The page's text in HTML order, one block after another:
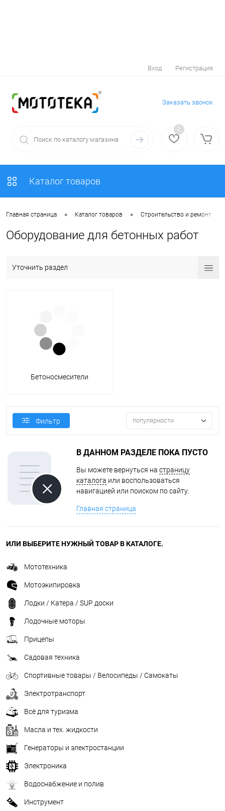
Вход Регистрация
Заказать звонок
0
Каталог товаров
Главная страница • Каталог товаров • Строительство и ремонт
Оборудование для бетонных работ
Уточнить раздел
Бетоносмесители
Фильтр популярности
В ДАННОМ РАЗДЕЛЕ ПОКА ПУСТО
Вы можете вернуться на страницу
каталога или воспользоваться
навигацией или поиском по сайту.
Главная страница
ИЛИ ВЫБЕРИТЕ НУЖНЫЙ ТОВАР В КАТАЛОГЕ.
Мототехника
Мотоэкипировка
Лодки / Катера / SUP доски
Лодочные моторы
Прицепы
Садовая техника
Спортивные товары / Велосипеды / Самокаты
Электротранспорт
Всё для туризма
Масла и тех. жидкости
Генераторы и электростанции
Электроника
Водоснабжение и полив
Инструмент